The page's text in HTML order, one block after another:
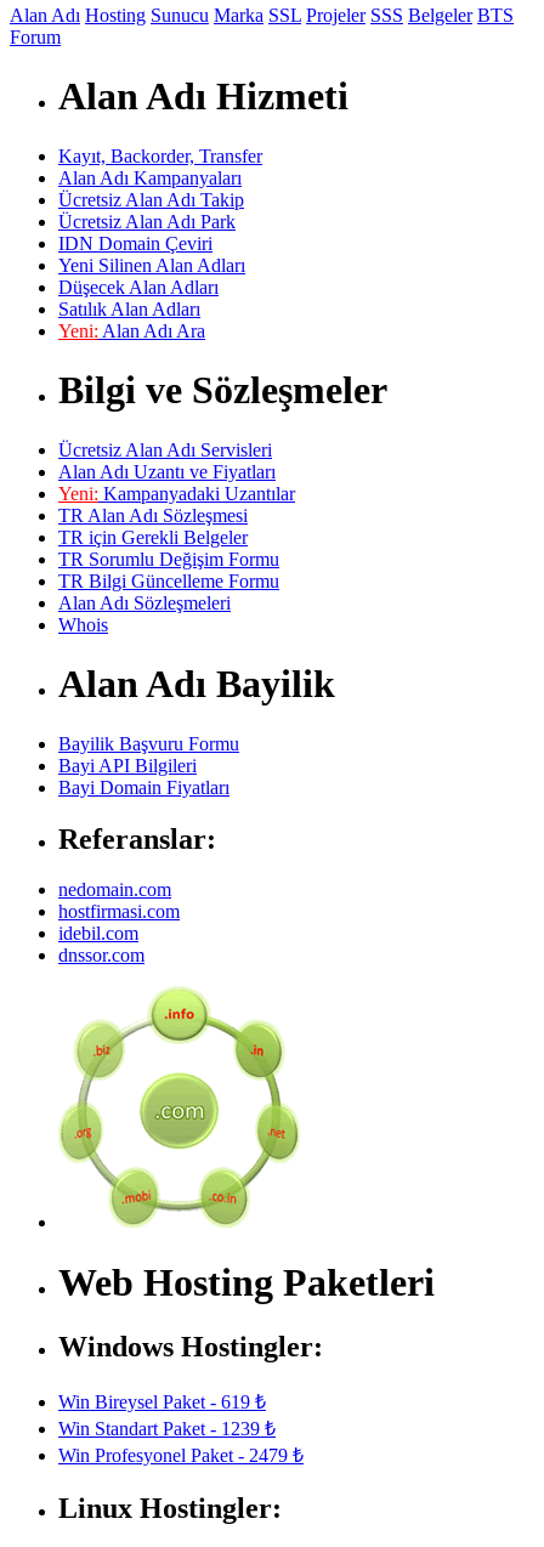
Alan Adı Hosting Sunucu Marka SSL Projeler SSS Belgeler BTS
Forum
Alan Adı Hizmeti
Kayıt, Backorder, Transfer
Alan Adı Kampanyaları
Ücretsiz Alan Adı Takip
Ücretsiz Alan Adı Park
IDN Domain Çeviri
Yeni Silinen Alan Adları
Düşecek Alan Adları
Satılık Alan Adları
Yeni: Alan Adı Ara
Bilgi ve Sözleşmeler
Ücretsiz Alan Adı Servisleri
Alan Adı Uzantı ve Fiyatları
Yeni: Kampanyadaki Uzantılar
TR Alan Adı Sözleşmesi
TR için Gerekli Belgeler
TR Sorumlu Değişim Formu
TR Bilgi Güncelleme Formu
Alan Adı Sözleşmeleri
Whois
Alan Adı Bayilik
Bayilik Başvuru Formu
Bayi API Bilgileri
Bayi Domain Fiyatları
Referanslar:
nedomain.com
hostfirmasi.com
idebil.com
dnssor.com
Web Hosting Paketleri
Windows Hostingler:
Win Bireysel Paket - 619 ₺
Win Standart Paket - 1239 ₺
Win Profesyonel Paket - 2479 ₺
Linux Hostingler: